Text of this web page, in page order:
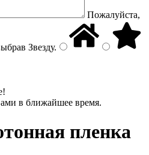
Пожалуйста,
Звезду.
в ближайшее время.
пленка